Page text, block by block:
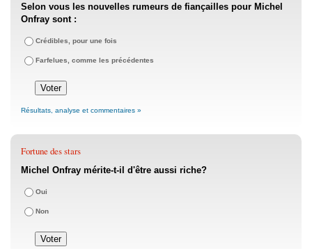
Selon vous les nouvelles rumeurs de fiançailles pour Michel
Onfray sont :
Crédibles, pour une fois
Farfelues, comme les précédentes
Résultats, analyse et commentaires »
Fortune des stars
Michel Onfray mérite-t-il d'être aussi riche?
Oui
Non